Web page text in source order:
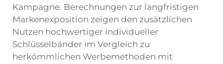
Kampagne. Berechnungen zur langfristigen
Markenexposition zeigen den zusätzlichen
Nutzen hochwertiger individueller
Schlüsselbänder im Vergleich zu
herkömmlichen Werbemethoden mit